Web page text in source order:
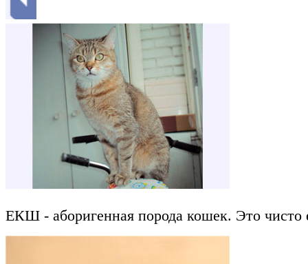
ЕКШ - аборигенная порода кошек. Это чисто